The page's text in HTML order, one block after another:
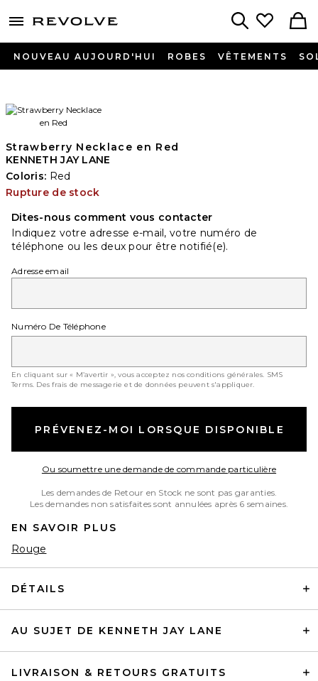
menu - shows more content
NOUVEAU AUJOURD'HUI ROBES VÊTEMENTS
Strawberry Necklace en Red
KENNETH JAY LANE
Coloris: Red
Rupture de stock
Dites-nous comment vous contacter
Indiquez votre adresse e-mail, votre numéro de
téléphone ou les deux pour être notifié(e).
Adresse email
Numéro De Téléphone
En cliquant sur « M’avertir », vous acceptez nos conditions générales. SMS
Terms. Des frais de messagerie et de données peuvent s'appliquer.
PRÉVENEZ-MOI LORSQUE DISPONIBLE
Ou soumettre une demande de commande particulièreOpens in
Les demandes de Retour en Stock ne sont pas garanties.
Les demandes non satisfaites sont annulées après 6 semaines.
EN SAVOIR PLUS
Rouge
DÉTAILS
AU SUJET DE KENNETH JAY LANE
LIVRAISON & RETOURS GRATUITS